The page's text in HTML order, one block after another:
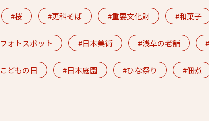
桜 更科そば 重要文化財 和菓子
フォトスポット 日本美術 浅草の老舗
こどもの日 日本庭園 ひな祭り 佃煮